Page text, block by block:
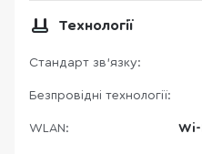
Технології
Стандарт зв'язку:
Безпровідні технології:
WLAN: